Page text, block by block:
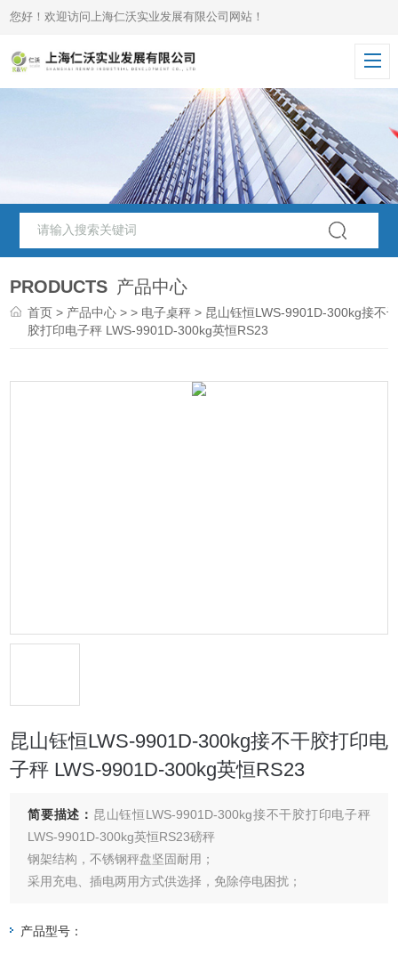
您好！欢迎访问上海仁沃实业发展有限公司网站！
PRODUCTS 产品中心
首页 > 产品中心 > > 电子桌秤 > 昆山钰恒LWS-9901D-300kg接不
胶打印电子秤 LWS-9901D-300kg英恒RS23
昆山钰恒LWS-9901D-300kg接不干胶打印电
子秤 LWS-9901D-300kg英恒RS23
简要描述： 昆山钰恒LWS-9901D-300kg接不干胶打印电子秤
LWS-9901D-300kg英恒RS23磅秤
钢架结构，不锈钢秤盘坚固耐用；
采用充电、插电两用方式供选择，免除停电困扰；
仪表可选LED数码管或者LCD液晶显示；
产品型号：